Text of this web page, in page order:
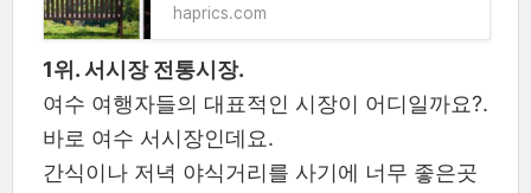
haprics.com
1위. 서시장 전통시장.
여수 여행자들의 대표적인 시장이 어디일까요?.
바로 여수 서시장인데요.
간식이나 저녁 야식거리를 사기에 너무 좋은곳